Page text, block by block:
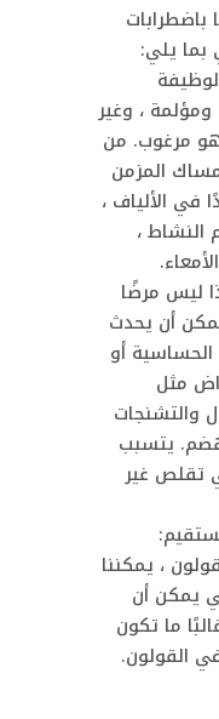
باضطرابات
يلي:
، وغير
مرغوب. من
المزمن
في الألياف ،
النشاط ،
ليس مرضًا
أن يحدث
الحساسية أو
مثل
والتشنجات
يتسبب
تقلص غير
، يمكننا
يمكن أن
ما تكون
القولون.